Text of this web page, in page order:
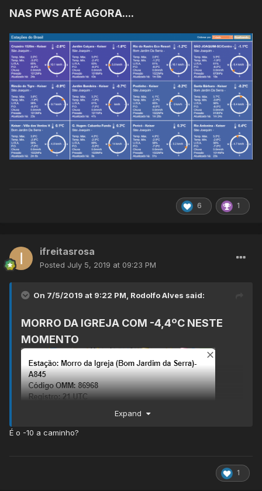
NAS PWS ATÉ AGORA....
6 1
ifreitasrosa
Posted July 5, 2019 at 09:23 PM
On 7/5/2019 at 9:22 PM, Rodolfo Alves said:
MORRO DA IGREJA COM -4,4ºC NESTE
MOMENTO
Expand
É o -10 a caminho?
1